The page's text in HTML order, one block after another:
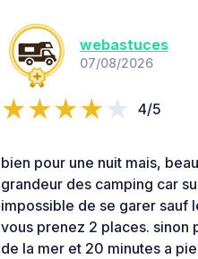
webastuces
07/08/2026
4/5
bien pour une nuit mais,
grandeur des camping car
impossible de se garer sauf
vous prenez 2 places. sinon
de la mer et 20 minutes a